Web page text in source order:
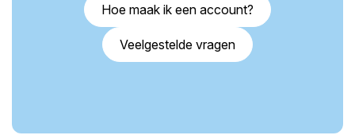
Hoe maak ik een account?
Veelgestelde vragen